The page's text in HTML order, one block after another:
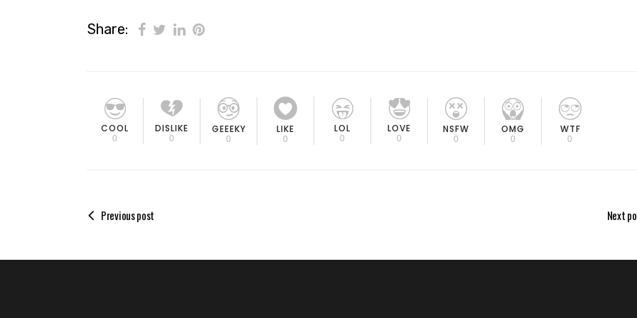
Share:
COOL
0
DISLIKE
0
GEEEKY
0
LIKE
0
LOL
0
LOVE
0
NSFW
0
OMG
0
WTF
0
Previous post Next